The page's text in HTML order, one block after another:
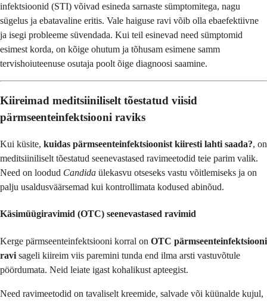
infektsioonid (STI) võivad esineda sarnaste sümptomitega, nagu
sügelus ja ebatavaline eritis. Vale haiguse ravi võib olla ebaefektiivne
ja isegi probleeme süvendada. Kui teil esinevad need sümptomid
esimest korda, on kõige ohutum ja tõhusam esimene samm
tervishoiuteenuse osutaja poolt õige diagnoosi saamine.
Kiireimad meditsiiniliselt tõestatud viisid
pärmseenteinfektsiooni raviks
Kui küsite, kuidas pärmseenteinfektsioonist kiiresti lahti saada?, on
meditsiiniliselt tõestatud seenevastased ravimeetodid teie parim valik.
Need on loodud Candida ülekasvu otseseks vastu võitlemiseks ja on
palju usaldusväärsemad kui kontrollimata kodused abinõud.
Käsimüügiravimid (OTC) seenevastased ravimid
Kerge pärmseenteinfektsiooni korral on OTC pärmseenteinfektsiooni
ravi sageli kiireim viis paremini tunda end ilma arsti vastuvõtule
pöördumata. Neid leiate igast kohalikust apteegist.
Need ravimeetodid on tavaliselt kreemide, salvade või küünalde kujul,